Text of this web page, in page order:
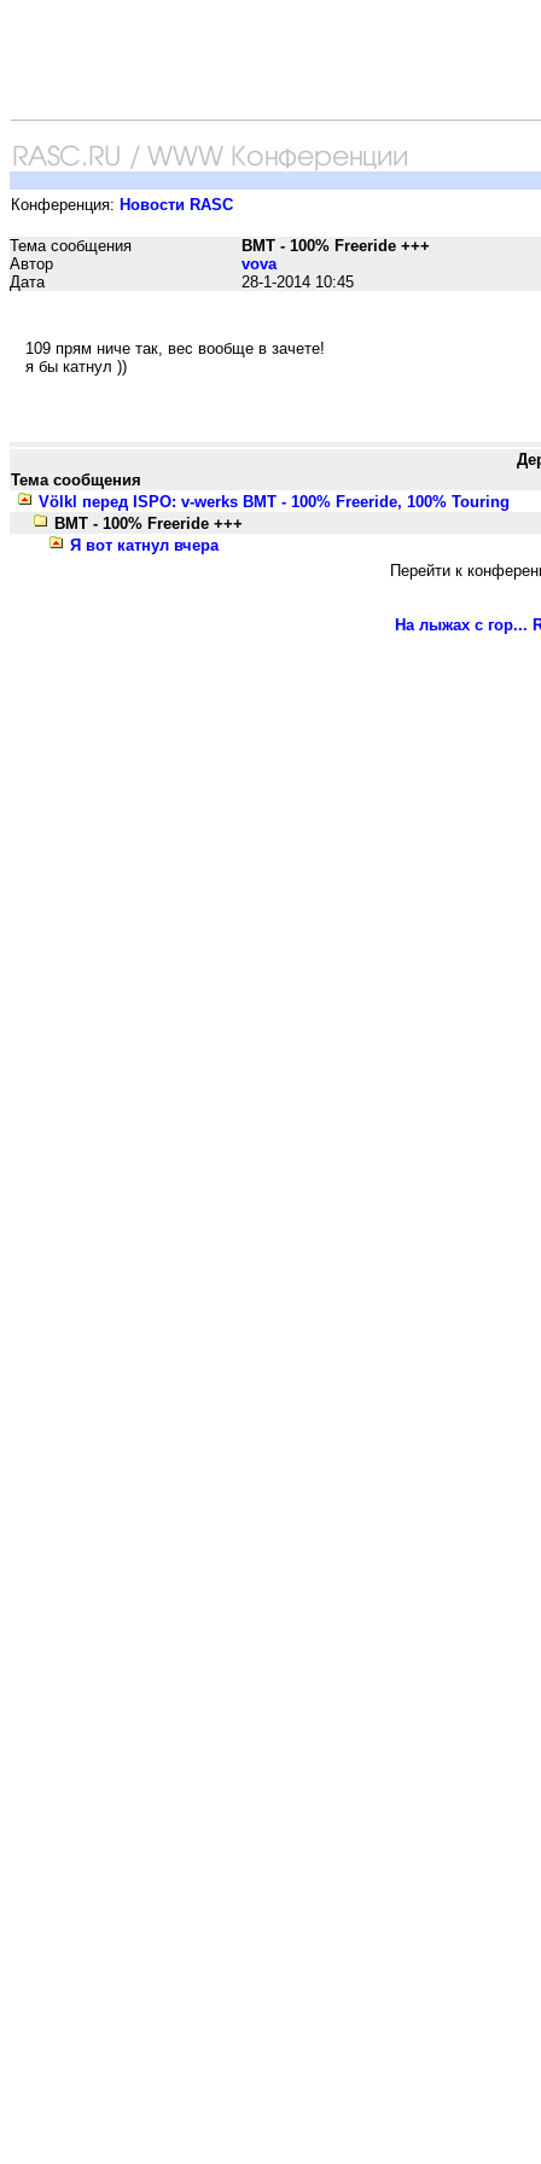
Конференция: Новости RASC
Тема сообщения
BMT - 100% Freeride +++
Автор
vova
Дата
28-1-2014 10:45
109 прям ниче так, вес вообще в зачете!
я бы катнул ))
Тема сообщения
Völkl перед ISPO: v-werks BMT - 100% Freeride, 100% Touring
BMT - 100% Freeride +++
Я вот катнул вчера
Перейти к
На лыжах с гор...